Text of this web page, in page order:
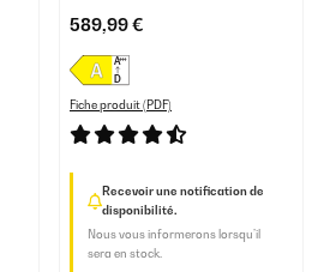
Blanc
589,99 €
Fiche produit (PDF)
Recevoir une notification de
disponibilité.
Nous vous informerons lorsqu’il
sera en stock.